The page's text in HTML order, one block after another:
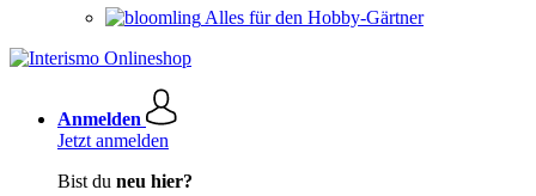
Alles für den Hobby-Gärtner
Anmelden
Jetzt anmelden
Bist du neu hier?